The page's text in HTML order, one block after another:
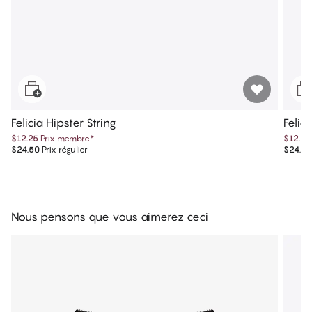
Felicia Hipster String
$12.25 Prix membre*
$24.50 Prix régulier
$12.25
$24.50
Nous pensons que vous aimerez ceci